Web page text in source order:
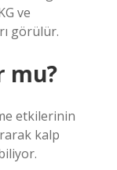
ve
görülür.
mu?
etkilerinin
kalp